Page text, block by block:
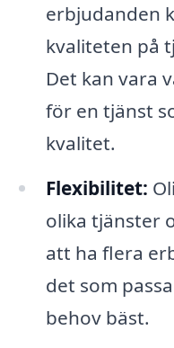
erbjudanden
kvaliteten på
Det kan vara
för en tjänst
kvalitet.
Flexibilitet:
olika tjänster
att ha flera
det som
behov bäst.